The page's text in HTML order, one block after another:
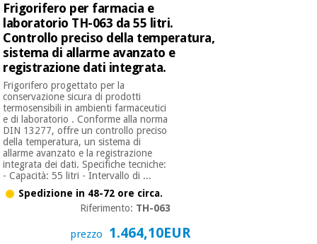
Frigorifero per farmacia e
laboratorio TH-063 da 55 litri.
Controllo preciso della temperatura,
sistema di allarme avanzato e
registrazione dati integrata.
Frigorifero progettato per la
conservazione sicura di prodotti
termosensibili in ambienti farmaceutici
e di laboratorio . Conforme alla norma
DIN 13277, offre un controllo preciso
della temperatura, un sistema di
allarme avanzato e la registrazione
integrata dei dati. Specifiche tecniche:
- Capacità: 55 litri - Intervallo di ...
Spedizione in 48-72 ore circa.
Riferimento: TH-063
prezzo 1.464,10EUR